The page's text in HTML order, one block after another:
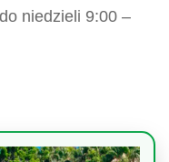
niedzieli 9:00 –